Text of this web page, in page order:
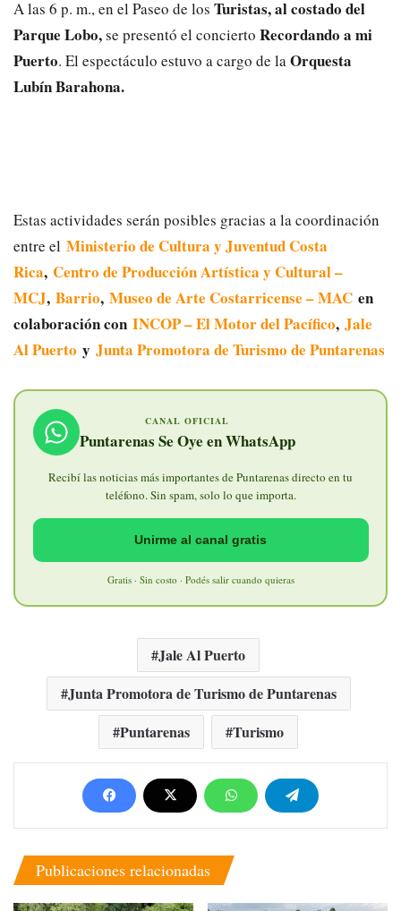
A las 6 p. m., en el Paseo de los Turistas, al costado del
Parque Lobo,se presentó el concierto Recordando a mi
Puerto. El espectáculo estuvo a cargo de la Orquesta
Lubín Barahona.
Estas actividades serán posibles gracias a la coordinación
entre el Ministerio de Cultura y Juventud Costa
Rica, Centro de Producción Artística y Cultural –
MCJ, Barrio, Museo de Arte Costarricense – MAC en
colaboración con INCOP – El Motor del Pacífico, Jale
Al Puerto y Junta Promotora de Turismo de Puntarenas
CANAL OFICIAL
Puntarenas Se Oye en WhatsApp
Recibí las noticias más importantes de Puntarenas directo en tu
teléfono. Sin spam, solo lo que importa.
Unirme al canal gratis
Gratis · Sin costo · Podés salir cuando quieras
Jale Al Puerto
Junta Promotora de Turismo de Puntarenas
Puntarenas
Turismo
Publicaciones relacionadas